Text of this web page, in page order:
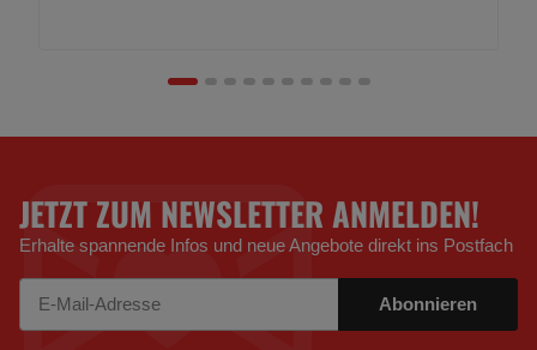
JETZT ZUM NEWSLETTER ANMELDEN!
Erhalte spannende Infos und neue Angebote direkt ins Postfach
Abonnieren